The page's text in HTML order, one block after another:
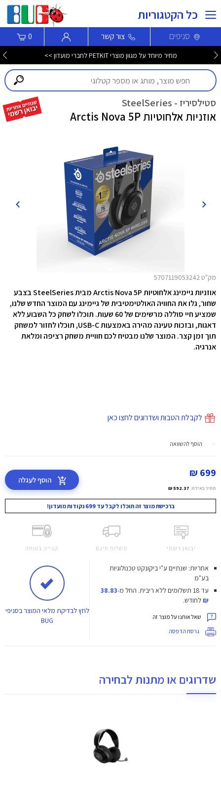
כל הקטגוריות
סניפים צור קשר 0
מחיר מיוחד על מגוון מוצרי PETKIT לחברי מועדון >>
סטילסיריז - SteelSeries
אוזניות אלחוטיות Arctis Nova 5P
מק"ט 5707119053242
אוזניות גיימינג אלחוטיות Arctis Nova 5P מבית SteelSeries בצבע
שחור, גלו את החוויה האולטימטיבית של גיימינג עם המוצר החדש שלנו,
שמציע חיי סוללה מרשימים של 60 שעות. תוכלו לשחק כל השבוע ללא
דאגות, ובזכות טעינה מהירה באמצעות USB-C, תוכלו לחזור למשחק
תוך זמן קצר. המוצר שלנו מבטיח לכם חוויית משחק רציפה ומלאת
אנרגיה.
לקבלת הטבות ושדרוגים לחצו כאן
הוסף להשוואה
699 ₪
מחיר באילת: 592.37 ₪
הוסף לעגלה
ברכישת מוצר זה תוכלו לקבל עד 699 נקודות מועדון!
יבואן רשמי משלוח חינם קנייה בטוחה
אחריות: שנתיים ע"י ביקונקט טכנולוגיות
בע"מ
עד 18 תשלומים ללא ריבית.
החל מ-38.83
₪לחודש.
שאל אותנו על מוצר זה
גרסת הדפסה
לחץלבדיקת מלאי המוצר בסניפי
BUG
שדרוגים או מתנות לבחירה